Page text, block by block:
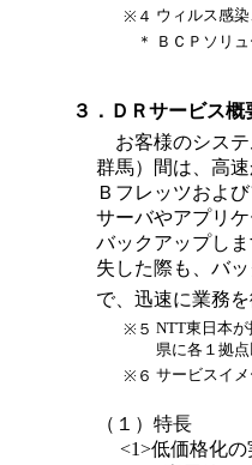
※４ ウィルス感
＊
ＢＣＰソリ
３．ＤＲサービス概
お客様のシステ
群馬）間は、高
Ｂフレッツおよ
サーバやアプリ
バックアップし
失した際も、バ
で、迅速に業務
※５ NTT東日本
県に各１拠
※６ サービスイ
（１）特長
<1>低価格化の